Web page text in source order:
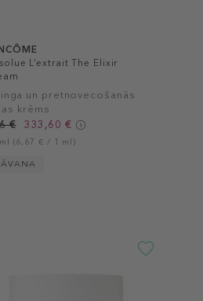
L’extrait The Elixir
un pretnovecošanās
krēms
€
333,60 €
(6,67 € / 1 ml)